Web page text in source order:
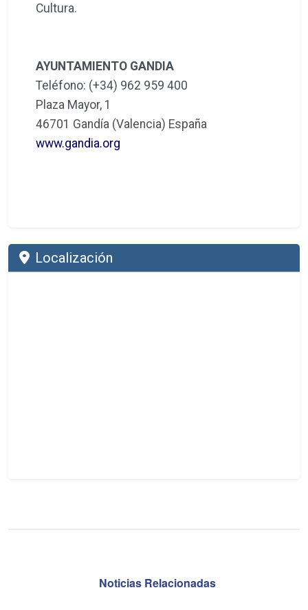
Cultura.
AYUNTAMIENTO GANDIA
Teléfono: (+34) 962 959 400
Plaza Mayor, 1
46701 Gandía (Valencia) España
www.gandia.org
Localización
Noticias Relacionadas